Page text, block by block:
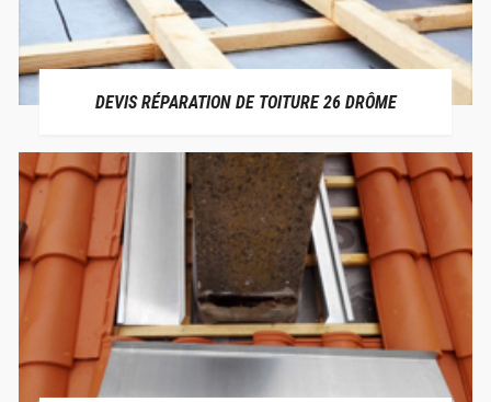
DEVIS RÉPARATION DE TOITURE 26 DRÔME